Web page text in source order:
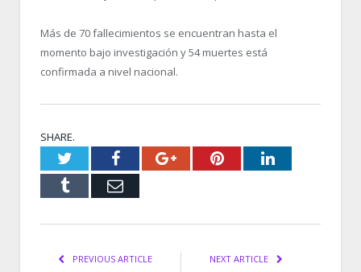
Más de 70 fallecimientos se encuentran hasta el
momento bajo investigación y 54 muertes está
confirmada a nivel nacional.
SHARE.
TwitterFacebookGoogle+PinterestLinkedIn
Tumblr Email
PREVIOUS ARTICLE NEXT ARTICLE